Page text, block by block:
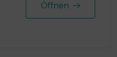
Öffnen